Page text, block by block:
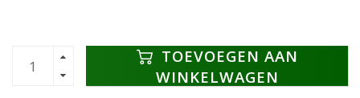
TOEVOEGEN AAN
WINKELWAGEN